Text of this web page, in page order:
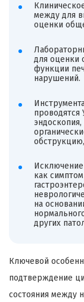
между для
оценки
для оценки
функции
нарушений.
как
на
других
Ключевой
подтверждение
состояния между